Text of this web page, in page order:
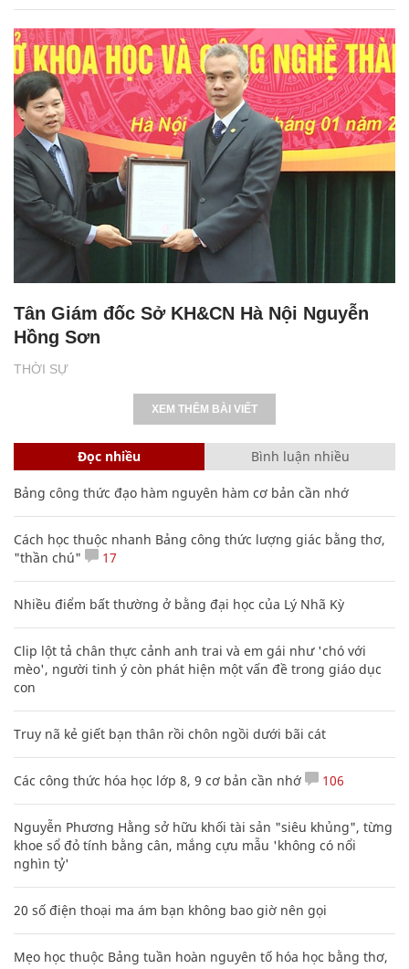
THỜI SỰ
Tân Giám đốc Sở KH&CN Hà Nội Nguyễn
Hồng Sơn
XEM THÊM BÀI VIẾT
Đọc nhiều Bình luận nhiều
Bảng công thức đạo hàm nguyên hàm cơ bản cần nhớ
Cách học thuộc nhanh Bảng công thức lượng giác bằng thơ,
"thần chú"
17
Nhiều điểm bất thường ở bằng đại học của Lý Nhã Kỳ
Clip lột tả chân thực cảnh anh trai và em gái như 'chó với
mèo', người tinh ý còn phát hiện một vấn đề trong giáo dục
con
Truy nã kẻ giết bạn thân rồi chôn ngồi dưới bãi cát
Các công thức hóa học lớp 8, 9 cơ bản cần nhớ 106
Nguyễn Phương Hằng sở hữu khối tài sản "siêu khủng", từng
khoe sổ đỏ tính bằng cân, mắng cựu mẫu 'không có nổi
nghìn tỷ'
20 số điện thoại ma ám bạn không bao giờ nên gọi
Mẹo học thuộc Bảng tuần hoàn nguyên tố hóa học bằng thơ,